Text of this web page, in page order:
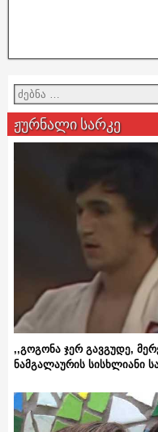
ჟურნალი სარკე
,,გოგონა ჯერ გავგუდე,
ნამგალაურის სისხლიანი